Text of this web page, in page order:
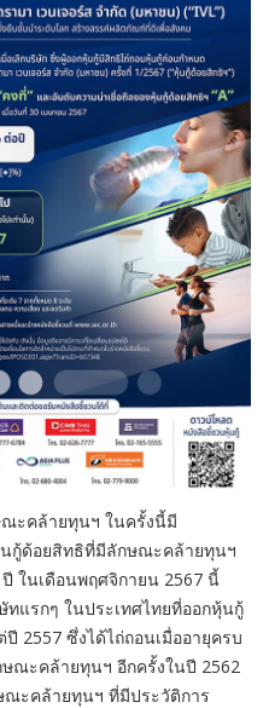
คล้ายทุนฯ ในครั้งนี้มี
นกู้ด้อยสิทธิที่มีลักษณะคล้ายทุนฯ
ในเดือนพฤศจิกายน 2567 นี้
ทแรกๆ ในประเทศไทยที่ออกหุ้นกู้
2557 ซึ่งได้ไถ่ถอนเมื่ออายุครบ
ณะคล้ายทุนฯ อีกครั้งในปี 2562
ะคล้ายทุนฯ ที่มีประวัติการ